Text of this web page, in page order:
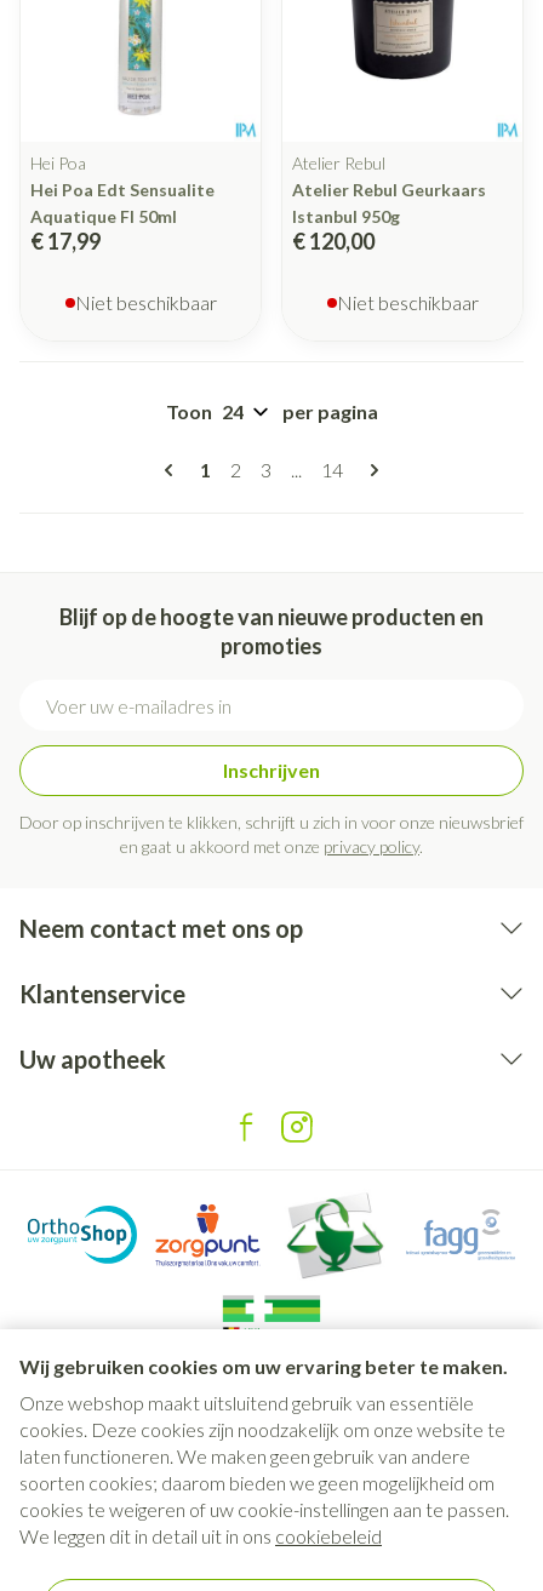
Wij gebruiken cookies om uw ervaring beter te maken.
Onze webshop maakt uitsluitend gebruik van essentiële
cookies. Deze cookies zijn noodzakelijk om onze website te
laten functioneren. We maken geen gebruik van andere
soorten cookies; daarom bieden we geen mogelijkheid om
cookies te weigeren of uw cookie-instellingen aan te passen.
We leggen dit in detail uit in ons cookiebeleid
Hei Poa
Hei Poa Edt Sensualite
Aquatique Fl 50ml
€ 17,99
Niet beschikbaar
Atelier Rebul
Atelier Rebul Geurkaars
Istanbul 950g
€ 120,00
Niet beschikbaar
Pagina's
U lees momenteel pagina
1 Pagina
2 Pagina
3 ... Pagina
14
Toon per pagina
Blijf op de hoogte van nieuwe producten en
promoties
Inschrijven
Door op inschrijven te klikken, schrijft u zich in voor onze nieuwsbrief
en gaat u akkoord met onze privacy policy.
Neem contact met ons op
Klantenservice
Uw apotheek
Juridische links